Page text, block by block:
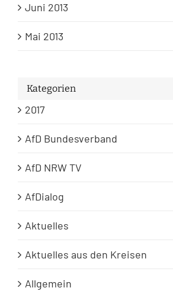
Juni 2013
Mai 2013
Kategorien
2017
AfD Bundesverband
AfD NRW TV
AfDialog
Aktuelles
Aktuelles aus den Kreisen
Allgemein